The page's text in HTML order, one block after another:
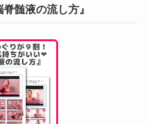
髄液の流し方』